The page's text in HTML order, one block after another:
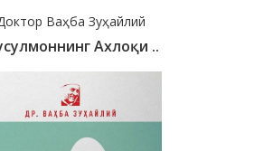
Ваҳба Зуҳайлий
Ахлоқи ..